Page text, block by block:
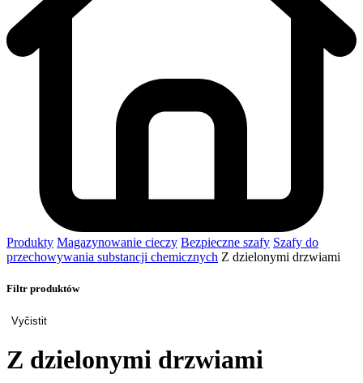
Produkty Magazynowanie cieczy Bezpieczne szafy Szafy do
przechowywania substancji chemicznych Z dzielonymi drzwiami
Filtr produktów
Vyčistit
Z dzielonymi drzwiami